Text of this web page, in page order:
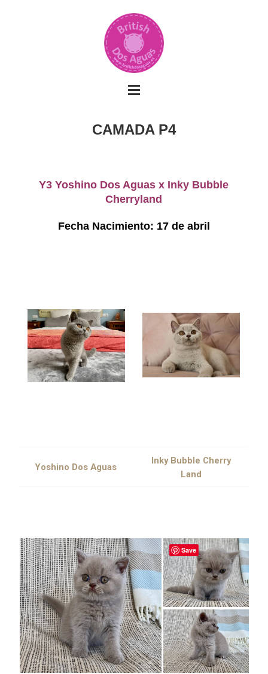
CAMADA P4
Y3 Yoshino Dos Aguas x Inky Bubble
Cherryland
Fecha Nacimiento: 17 de abril
Yoshino Dos Aguas
Inky Bubble Cherry
Land
Save